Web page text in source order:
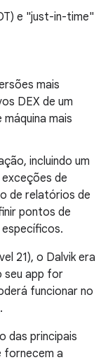
e "just-in-time"
mais
DEX de um
mais
incluindo um
de
de relatórios de
pontos de
21), o Dalvik era
seu app for
funcionar no
.
das principais
fornecem a